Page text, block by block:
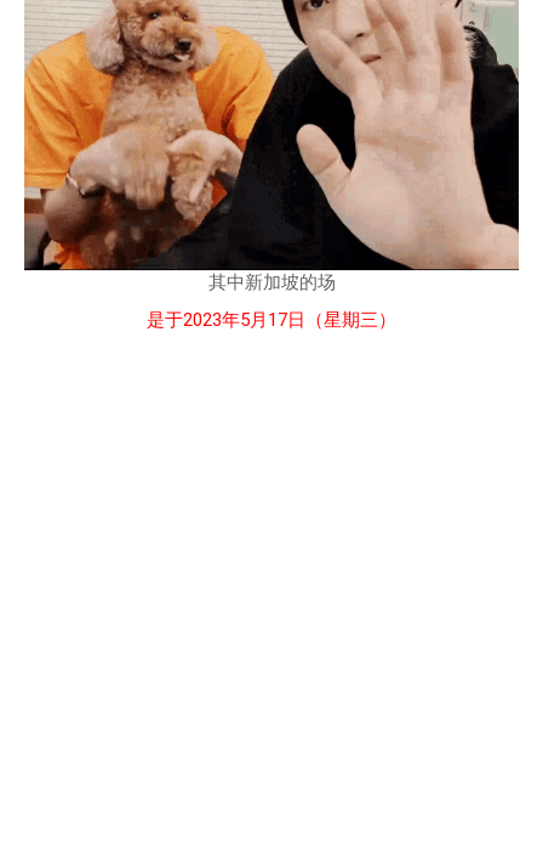
其中新加坡的场
是于2023年5月17日（星期三）